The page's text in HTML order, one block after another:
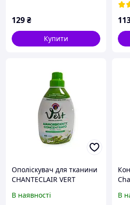
129₴
Купити
Ополіскувач для тканини
CHANTECLAIR VERT
В наявності В